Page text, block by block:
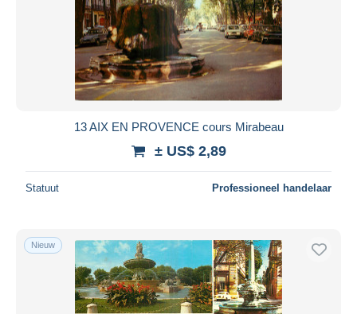
13 AIX EN PROVENCE cours Mirabeau
± US$ 2,89
Statuut Professioneel handelaar
Nieuw